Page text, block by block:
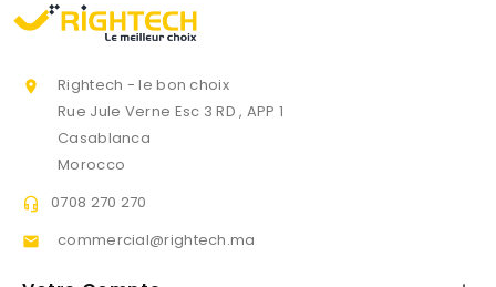

Rightech - le bon choix
Rue Jule Verne Esc 3 RD , APP 1
Casablanca
Morocco
 0708 270 270
 commercial@rightech.ma